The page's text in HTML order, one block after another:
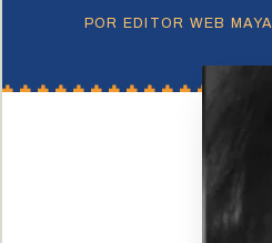
POR EDITOR WEB